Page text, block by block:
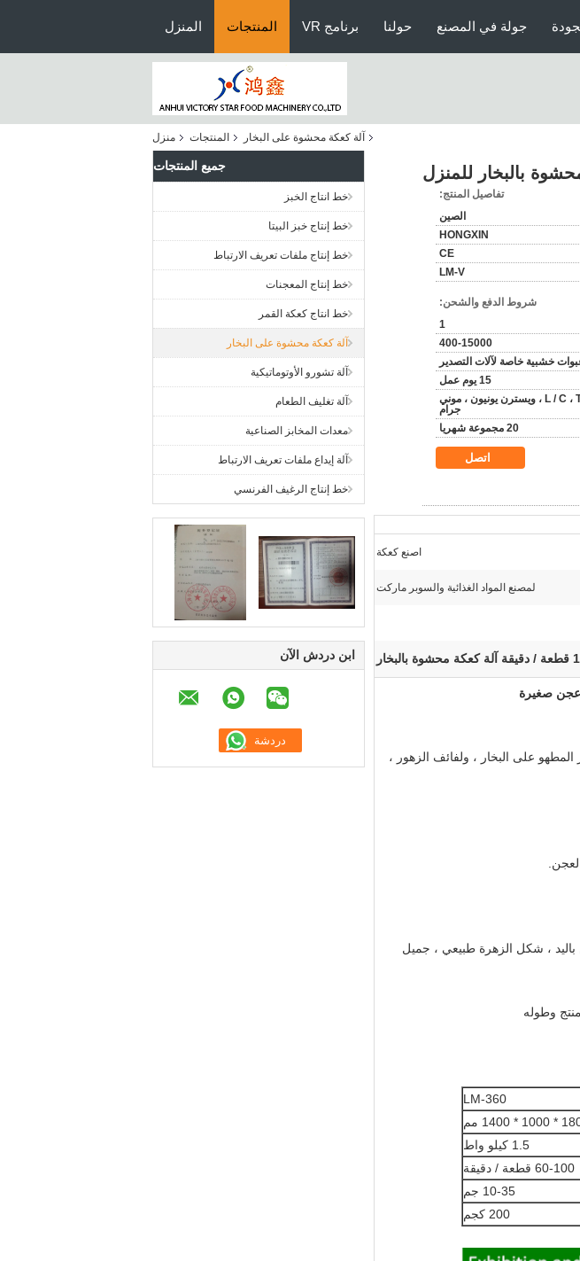
المنزل المنتجات برنامج VR حولنا جولة في المصنع
منزل المنتجات آلة كعكة محشوة على البخار
جميع المنتجات
خط انتاج الخبز
خط إنتاج خبز البيتا
خط إنتاج ملفات تعريف الارتباط
خط إنتاج المعجنات
خط انتاج كعكة القمر
آلة كعكة محشوة على البخار
آلة تشورو الأوتوماتيكية
آلة تغليف الطعام
معدات المخابز الصناعية
آلة إيداع ملفات تعريف الارتباط
خط إنتاج الرغيف الفرنسي
ابن دردش الآن
تفاصيل المنتج:
الصين
HONGXIN
CE
LM-V
شروط الدفع والشحن:
1
400-15000
خشبية خاصة لآلات التصدير
15 يوم عمل
L / C ، T / T ، ويسترن يونيون ، موني
جرام
20 مجموعة شهريا
اتصل
اصنع كعكة
لمصنع المواد الغذائية والسوبر ماركت
بالبخار
عجن صغيرة
المطهو ​​على البخار ، ولفائف الزهور ،
باليد ، شكل الزهرة طبيعي ، جميل
LM-360
* 1400 مم
1.5 كيلو واط
60-100 قطعة / دقيقة
10-35 جم
200 كجم